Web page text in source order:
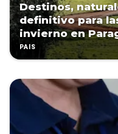
Destinos,
definitivo para
invierno en
PAÍS